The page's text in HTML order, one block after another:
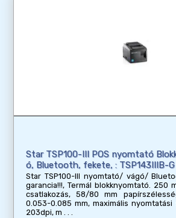
Star TSP100-III POS nyomtató
ó, Bluetooth, fekete, : TSP143IIIB-G
Star TSP100-III nyomtató/ vágó/
garancia!!!, Termál blokknyomtató. 250
csatlakozás, 58/80 mm
0.053-0.085 mm, maximális
203dpi, m